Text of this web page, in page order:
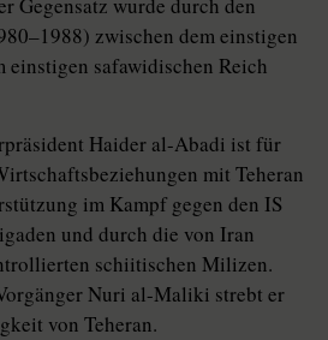
Gegensatz wurde durch den
zwischen dem einstigen
einstigen safawidischen Reich
Haider al-Abadi ist für
mit Teheran
im Kampf gegen den IS
und durch die von Iran
schi­itischen Milizen.
Nuri al-Maliki strebt er
von Teheran.